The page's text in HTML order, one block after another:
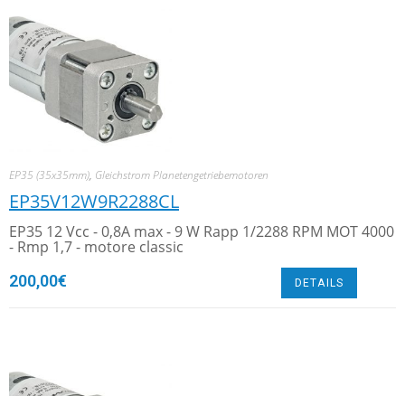
EP35 (35x35mm), Gleichstrom Planetengetriebemotoren
EP35V12W9R2288CL
EP35 12 Vcc - 0,8A max - 9 W Rapp 1/2288 RPM MOT 4000
- Rmp 1,7 - motore classic
200,00€ DETAILS